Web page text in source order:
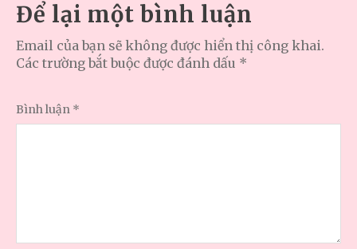
Để lại một bình luận
Email của bạn sẽ không được hiển thị công khai.
Các trường bắt buộc được đánh dấu *
Bình luận *